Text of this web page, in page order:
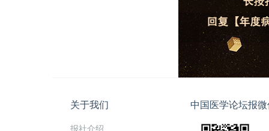
关于我们
报社介绍
中国医学论坛报